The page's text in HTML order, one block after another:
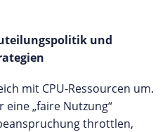
und
mit CPU-Ressourcen um.
„faire Nutzung“
throttlen,